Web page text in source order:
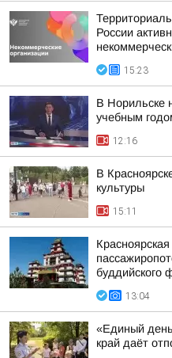
России
15:23
В Норильске
учебным
12:16
В
культуры
15:11
буддийского
13:04
«Единый
край даёт